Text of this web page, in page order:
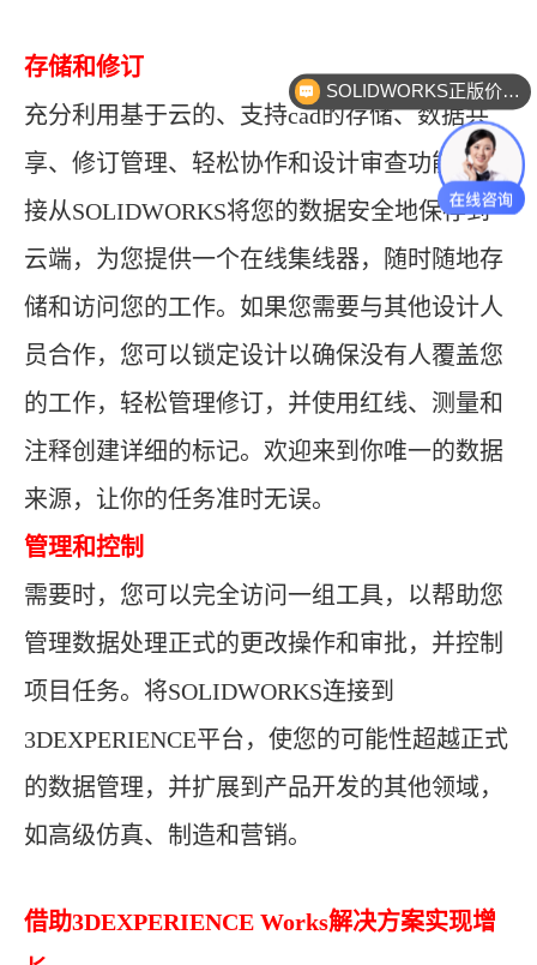
存储和修订
充分利用基于云的、支持cad的存储、数据共
享、修订管理、轻松协作和设计审查功能。直
接从SOLIDWORKS将您的数据安全地保存到
云端，为您提供一个在线集线器，随时随地存
储和访问您的工作。如果您需要与其他设计人
员合作，您可以锁定设计以确保没有人覆盖您
的工作，轻松管理修订，并使用红线、测量和
注释创建详细的标记。欢迎来到你唯一的数据
来源，让你的任务准时无误。
管理和控制
需要时，您可以完全访问一组工具，以帮助您
管理数据处理正式的更改操作和审批，并控制
项目任务。将SOLIDWORKS连接到
3DEXPERIENCE平台，使您的可能性超越正式
的数据管理，并扩展到产品开发的其他领域，
如高级仿真、制造和营销。
借助3DEXPERIENCE Works解决方案实现增
SOLIDWORKS正版价格？